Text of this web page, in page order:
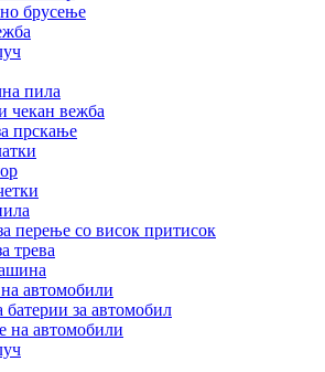
брусење
пила
чекан вежба
прскање
перење со висок притисок
трева
автомобили
батерии за автомобил
на автомобили